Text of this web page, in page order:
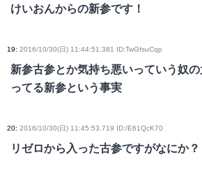
けいおんからの新参です！
19: 2016/10/30(日) 11:44:51.381 ID:TwGfsuCqp
新参古参とか気持ち悪いっていう奴
ってる新参という事実
20: 2016/10/30(日) 11:45:53.719 ID:/E61QcK70
リゼロから入った古参ですがなにか？